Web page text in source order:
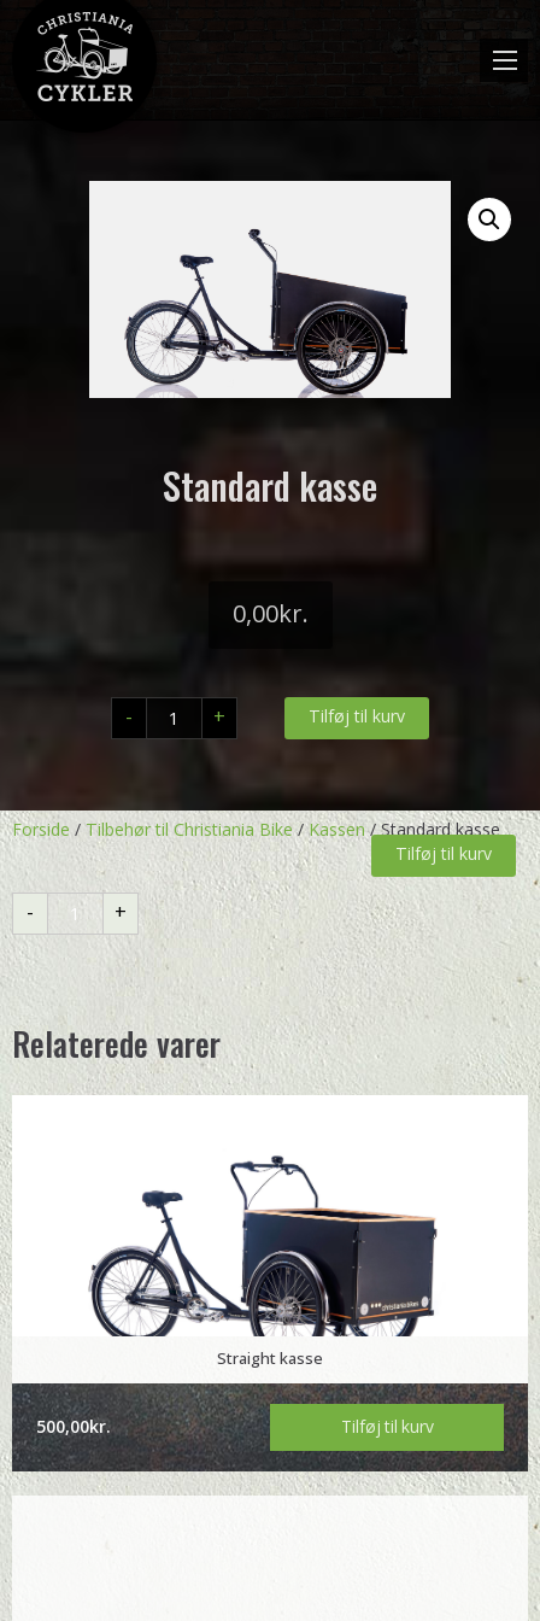
content
Standard kasse
0,00kr.
-
Standard
kasse
antal
+ Tilføj til kurv
Forside / Tilbehør til Christiania Bike/Kassen/ Standard kasse
-
Standard
kasse
antal
+
Tilføj til kurv
Relaterede varer
Straight kasse
500,00kr. Tilføj til kurv